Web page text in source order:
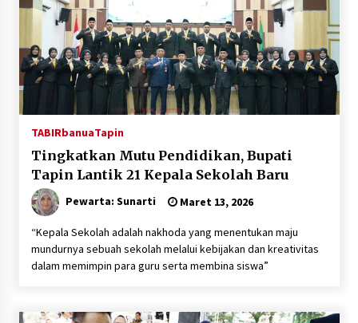
TABIRbanuaTapin
Tingkatkan Mutu Pendidikan, Bupati
Tapin Lantik 21 Kepala Sekolah Baru
Pewarta: Sunarti Maret 13, 2026
“Kepala Sekolah adalah nakhoda yang menentukan maju
mundurnya sebuah sekolah melalui kebijakan dan kreativitas
dalam memimpin para guru serta membina siswa”